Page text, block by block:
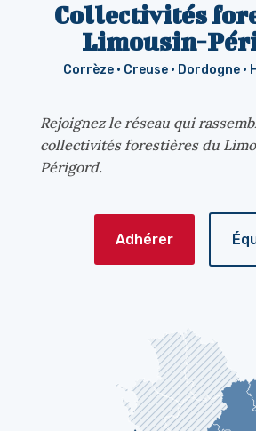
Collectivités
Limousin-
Corrèze · Creuse · Dordogne ·
Rejoignez le réseau qui
collectivités forestières du
Périgord.
Adhérer